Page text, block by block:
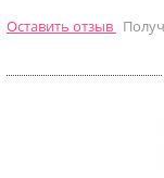
Оставить отзыв